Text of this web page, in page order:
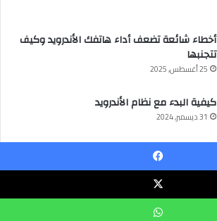
أخطاء شائعة تضعف أداء هاتفك الأندرويد وكيف
تتجنبها
25 أغسطس, 2025
كيفية البدء مع نظام الأندرويد
31 ديسمبر, 2024